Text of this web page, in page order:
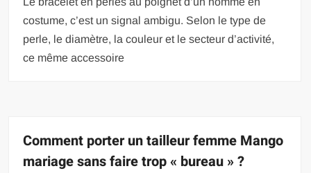
costume, c’est un signal ambigu. Selon le type de
perle, le diamètre, la couleur et le secteur d’activité,
ce même accessoire
Comment porter un tailleur femme Mango
mariage sans faire trop « bureau » ?